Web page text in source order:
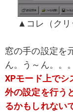
▲コレ（クリ
窓の手の設定を
ん。う～ん。。。
XPモード上でシ
外の設定を行う
るかもしれない